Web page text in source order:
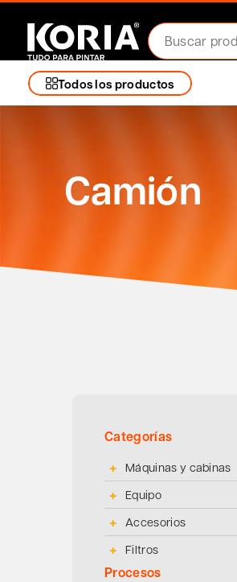
Todos los productos
Camión
Categorías
Máquinas y cabinas
Equipo
Accesorios
Filtros
Procesos